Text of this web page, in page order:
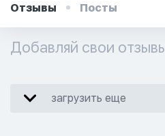
Отзывы Посты
Добавляй свои
загрузить еще